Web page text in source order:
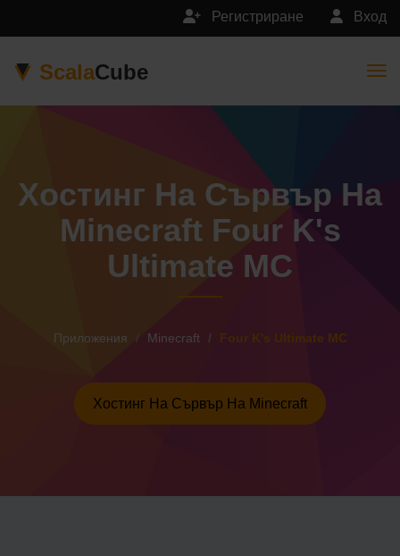
Вход
Регистриране
ScalaCube
Хостинг На Сървър На
Minecraft Four K's
Ultimate MC
Приложения Minecraft Four K's Ultimate MC
Хостинг На Сървър На Minecraft